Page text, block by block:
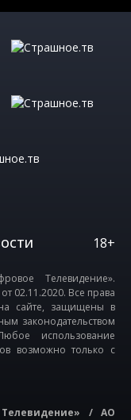
18+
Телевидение».
02.11.2020. Все права
сайте, защищены в
законодательством
использование
возможно только с
/ АО